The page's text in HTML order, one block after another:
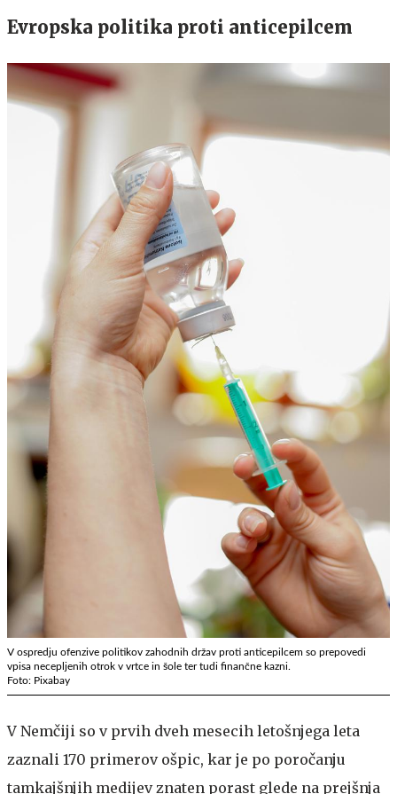
Evropska politika proti anticepilcem
V ospredju ofenzive politikov zahodnih držav proti anticepilcem so prepovedi
vpisa necepljenih otrok v vrtce in šole ter tudi finančne kazni.
Foto: Pixabay
V Nemčiji so v prvih dveh mesecih letošnjega leta
zaznali 170 primerov ošpic, kar je po poročanju
tamkajšnjih medijev znaten porast glede na prejšnja